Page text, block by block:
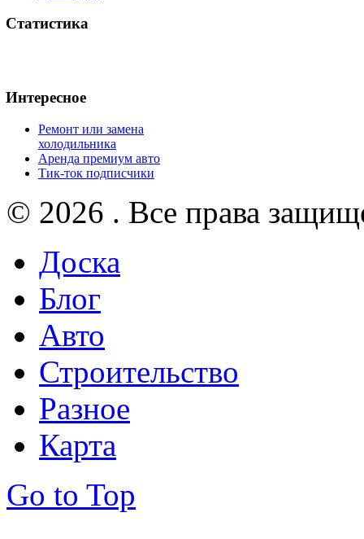
Статистика
Интересное
Ремонт или замена
холодильника
Аренда премиум авто
Тик-ток подписчики
© 2026 . Все права
Доска
Блог
Авто
Строительство
Разное
Карта
Go to Top